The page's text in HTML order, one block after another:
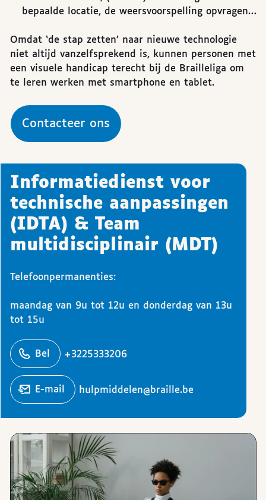
bepaalde locatie, de weersvoorspelling opvragen…
Omdat ‘de stap zetten’ naar nieuwe technologie
niet altijd vanzelfsprekend is, kunnen personen met
een visuele handicap terecht bij de Brailleliga om
te leren werken met smartphone en tablet.
Contacteer ons
Informatiedienst voor
technische aanpassingen
(IDTA) & Team
multidisciplinair (MDT)
Telefoonpermanenties:
maandag van 9u tot 12u en donderdag van 13u
tot 15u
Bel ons+3225333206
Stuur een
e-mail hulpmiddelen@braille.be
Afbeeldingen